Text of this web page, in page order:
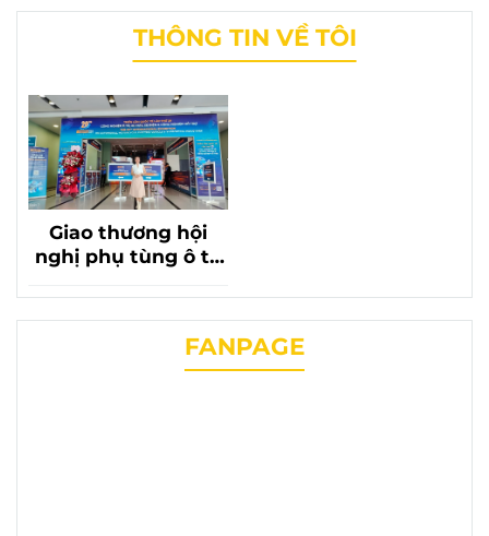
THÔNG TIN VỀ TÔI
Giao thương hội
nghị phụ tùng ô tô
mặt của phụ tùng
chevrolet liên
FANPAGE